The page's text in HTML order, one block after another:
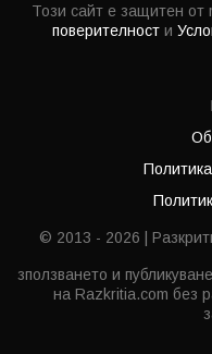
Този сайт е защитен от
поверителност и
© 2013 - 2026 |
зползването и
на Razkritia.com без